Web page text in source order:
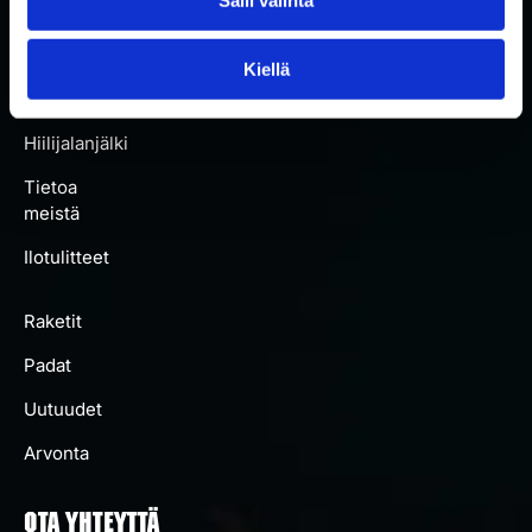
Kiellä
padat
Artikkelit
Hiilijalanjälki
Tietoa
meistä
Ilotulitteet
Raketit
Padat
Uutuudet
Arvonta
OTA YHTEYTTÄ